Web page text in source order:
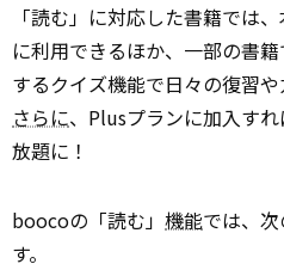
「読む」に対応した書籍では
に利用できるほか、一部の書
するクイズ機能で日々の復習や
さらに、Plusプランに加入す
放題に！
boocoの「読む」 機能では、
す。